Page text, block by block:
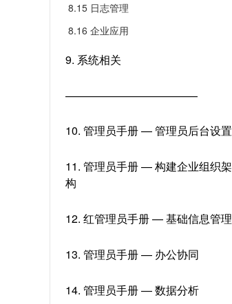
8.15 日志管理
8.16 企业应用
9. 系统相关
————————————
10. 管理员手册 — 管理员后台设置
11. 管理员手册 — 构建企业组织架
构
12. 红管理员手册 — 基础信息管理
13. 管理员手册 — 办公协同
14. 管理员手册 — 数据分析